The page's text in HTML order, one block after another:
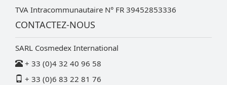
TVA Intracommunautaire N° FR 39452853336
CONTACTEZ-NOUS
SARL Cosmedex International
+ 33 (0)4 32 40 96 58
+ 33 (0)6 83 22 81 76